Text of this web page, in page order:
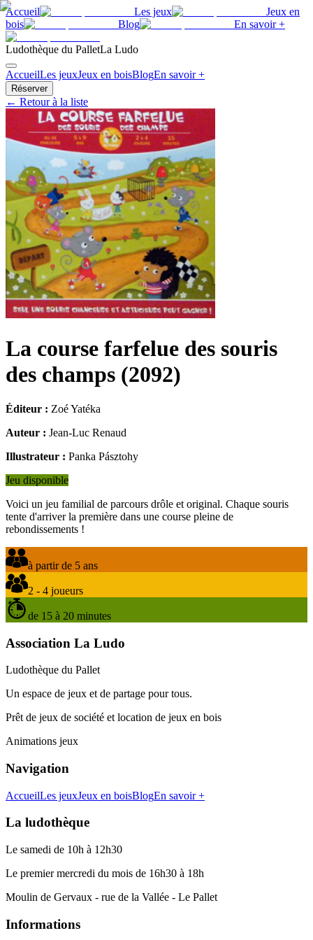
Accueil Les jeux
Jeux en
bois
Blog En savoir +
Ludothèque du PalletLa Ludo
AccueilLes jeuxJeux en boisBlogEn savoir +
Réserver
← Retour à la liste
La course farfelue des souris
des champs (2092)
Éditeur : Zoé Yatéka
Auteur : Jean-Luc Renaud
Illustrateur : Panka Pásztohy
Jeu disponible
Voici un jeu familial de parcours drôle et original. Chaque souris
tente d'arriver la première dans une course pleine de
rebondissements !
à partir de 5 ans
2 - 4 joueurs
de 15 à 20 minutes
Association La Ludo
Ludothèque du Pallet
Un espace de jeux et de partage pour tous.
Prêt de jeux de société et location de jeux en bois
Animations jeux
Navigation
AccueilLes jeuxJeux en boisBlogEn savoir +
La ludothèque
Le samedi de 10h à 12h30
Le premier mercredi du mois de 16h30 à 18h
Moulin de Gervaux - rue de la Vallée - Le Pallet
Informations